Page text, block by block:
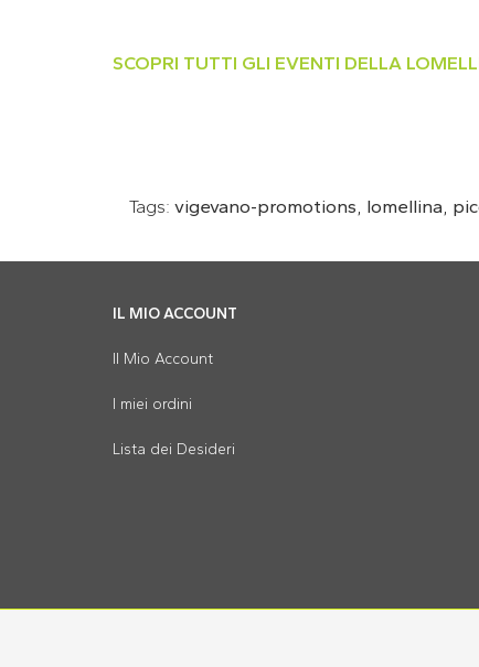
SCOPRI TUTTI GLI EVENTI DELLA
Tags: vigevano-promotions, lomellina,
IL MIO ACCOUNT
Il Mio Account
I miei ordini
Lista dei Desideri